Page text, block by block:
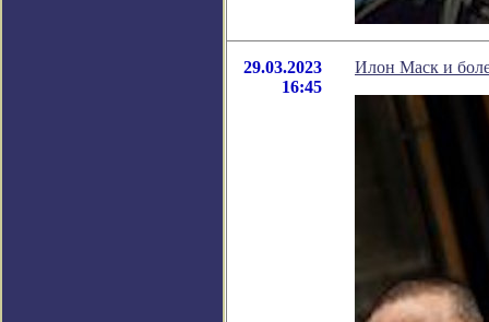
29.03.2023
16:45
Илон Маск и